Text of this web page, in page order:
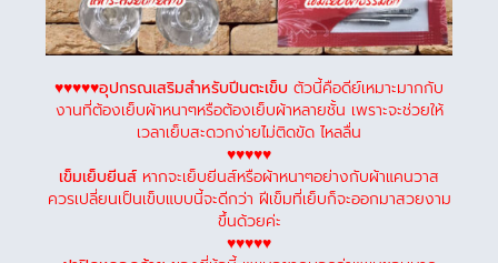
♥♥♥♥♥อุปกรณเสริมสำหรับปีนตะเข็บ ตัวนี้คือดีย์เหมาะมากกับ
งานที่ต้องเย็บผ้าหนาๆหรือต้องเย็บผ้าหลายชั้น เพราะจะช่วยให้
เวลาเย็บสะดวกง่ายไม่ติดขัด ไหลลื่น
♥♥♥♥♥
เข็มเย็บยีนส์ หากจะเย็บยีนส์หรือผ้าหนาๆอย่างกับผ้าแคนวาส
ควรเปลี่ยนเป็นเข็บแบบนี้จะดีกว่า ฝีเข็มที่เย็บก็จะออกมาสวยงาม
ขึ้นด้วยค่ะ
♥♥♥♥♥